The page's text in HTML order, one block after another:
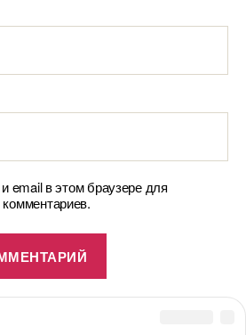
email в этом браузере для